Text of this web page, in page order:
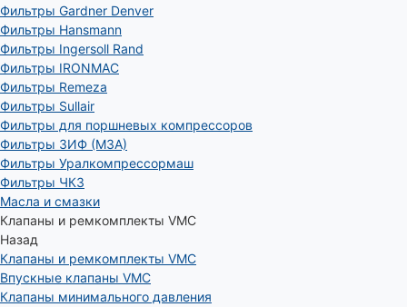
Фильтры Gardner Denver
Фильтры Hansmann
Фильтры Ingersoll Rand
Фильтры IRONMAC
Фильтры Remeza
Фильтры Sullair
Фильтры для поршневых компрессоров
Фильтры ЗИФ (МЗА)
Фильтры Уралкомпрессормаш
Фильтры ЧКЗ
Масла и смазки
Клапаны и ремкомплекты VMC
Назад
Клапаны и ремкомплекты VMC
Впускные клапаны VMC
Клапаны минимального давления